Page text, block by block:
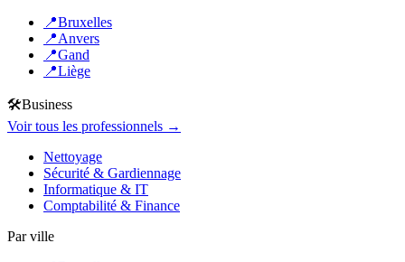
📍Bruxelles
📍Anvers
📍Gand
📍Liège
🛠️Business
Voir tous les professionnels →
Nettoyage
Sécurité & Gardiennage
Informatique & IT
Comptabilité & Finance
Par ville